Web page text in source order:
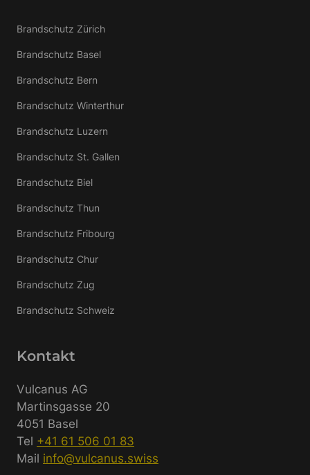
Brandschutz Zürich
Brandschutz Basel
Brandschutz Bern
Brandschutz Winterthur
Brandschutz Luzern
Brandschutz St. Gallen
Brandschutz Biel
Brandschutz Thun
Brandschutz Fribourg
Brandschutz Chur
Brandschutz Zug
Brandschutz Schweiz
Kontakt
Vulcanus AG
Martinsgasse 20
4051 Basel
Tel +41 61 506 01 83
Mail info@vulcanus.swiss